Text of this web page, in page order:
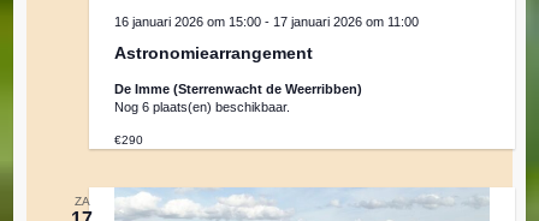
Astronomiearrangement
16 januari 2026 om 15:00 - 17 januari 2026 om 11:00
De Imme (Sterrenwacht de Weerribben)
Nog 6 plaats(en) beschikbaar.
€290
ZA